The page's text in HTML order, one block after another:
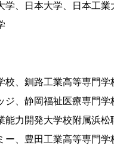
学、日本大学、日本工
校、釧路工業高等専門
ジ、静岡福祉医療専門
能力開発大学校附属浜
ー、豊田工業高等専門